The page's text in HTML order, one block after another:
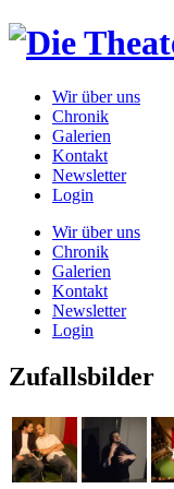
Wir über uns
Chronik
Galerien
Kontakt
Newsletter
Login
Wir über uns
Chronik
Galerien
Kontakt
Newsletter
Login
Zufallsbilder